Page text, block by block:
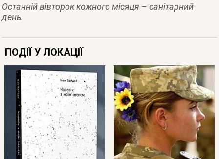
Останній вівторок кожного місяця – санітарний
день.
ПОДІЇ У ЛОКАЦІЇ